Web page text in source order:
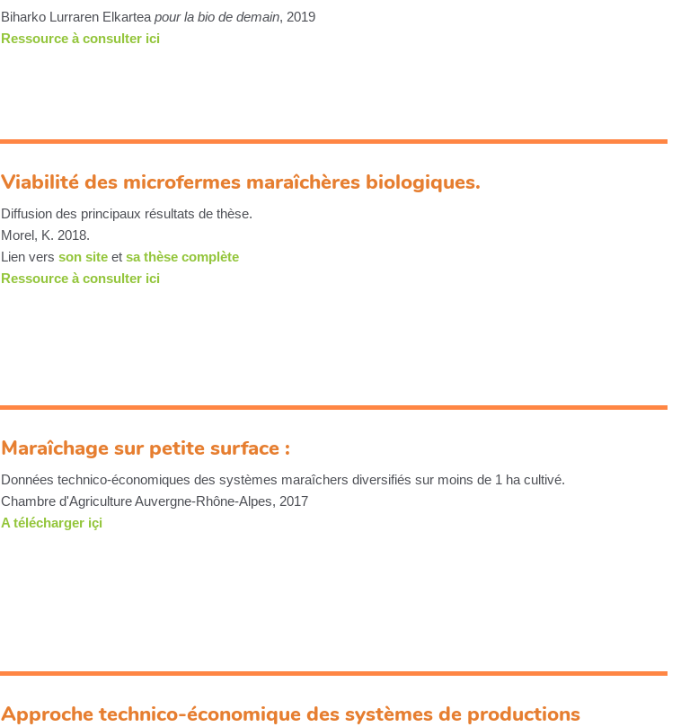
Biharko Lurraren Elkarteapour la bio de demain, 2019
Ressource à consulter ici
Viabilité des microfermes maraîchères biologiques.
Diffusion des principaux résultats de thèse.
Morel, K. 2018.
Lien versson site etsa thèse complète
Ressource à consulter ici
Maraîchage sur petite surface :
Données technico-économiques des systèmes maraîchers diversifiés sur moins de 1 ha cultivé.
Chambre d'Agriculture Auvergne-Rhône-Alpes, 2017
A télécharger içi
Approche technico-économique des systèmes de productions